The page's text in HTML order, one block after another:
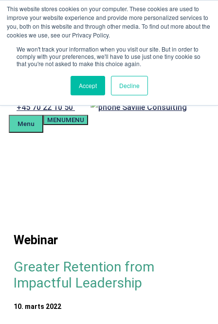
This website stores cookies on your computer. These cookies are used to
improve your website experience and provide more personalized services to
you, both on this website and through other media. To find out more about the
cookies we use, see our Privacy Policy.
We won't track your information when you visit our site. But in order to
comply with your preferences, we'll have to use just one tiny cookie so
that you're not asked to make this choice again.
Accept Decline
Hop
til
indhold
Menu
Kandidatforberedelse
Kundeportal
Tlf. +4570221050
mail@savilleassessment.eu
+45 70 22 10 50
Menu
MENUMENU
Webinar
Greater Retention from
Impactful Leadership
10. marts 2022